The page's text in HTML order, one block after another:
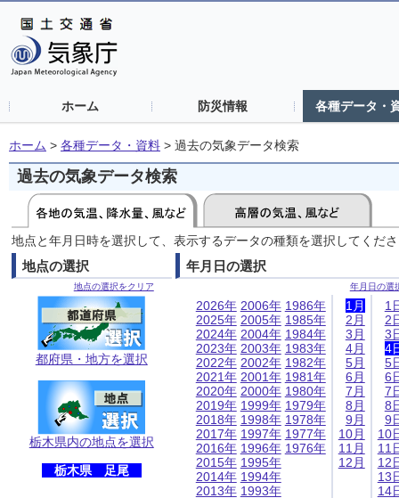
ホーム 防災情報 各種データ・
ホーム > 各種データ・資料 > 過去の気象データ検索
過去の気象データ検索
地点と年月日時を選択して、表示するデータの種類を選択してくだ
地点の選択
地点の選択をクリア
都府県・地方を選択
栃木県内の地点を選択
栃木県 足尾
年月日の選択
年月日の選
2026年
2025年
2024年
2023年
2022年
2021年
2020年
2019年
2018年
2017年
2016年
2015年
2014年
2013年
2006年
2005年
2004年
2003年
2002年
2001年
2000年
1999年
1998年
1997年
1996年
1995年
1994年
1993年
1986年
1985年
1984年
1983年
1982年
1981年
1980年
1979年
1978年
1977年
1976年
1月
2月
3月
4月
5月
6月
7月
8月
9月
10月
11月
12月
1
2
3
4
5
6
7
8
9
10
11
12
13
14